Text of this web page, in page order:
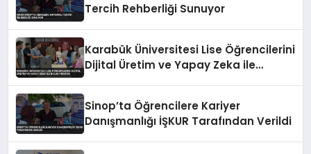
Tercih Rehberliği Sunuyor
Karabük Üniversitesi Lise Öğrencilerini
Dijital Üretim ve Yapay Zeka ile
Sinop’ta Öğrencilere Kariyer
Danışmanlığı İŞKUR Tarafından Verildi